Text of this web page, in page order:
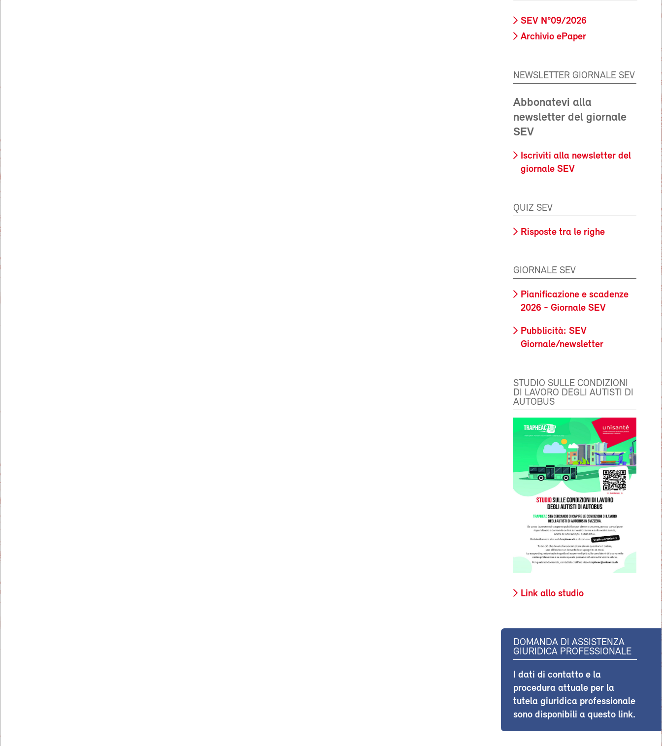
SEV N°09/2026
Archivio ePaper
NEWSLETTER GIORNALE SEV
Abbonatevi alla
newsletter del giornale
SEV
Iscriviti alla newsletter del
giornale SEV
QUIZ SEV
Risposte tra le righe
GIORNALE SEV
Pianificazione e scadenze
2026 - Giornale SEV
Pubblicità: SEV
Giornale/newsletter
STUDIO SULLE CONDIZIONI
DI LAVORO DEGLI AUTISTI DI
AUTOBUS
Link allo studio
DOMANDA DI ASSISTENZA
GIURIDICA PROFESSIONALE
I dati di contatto e la
procedura attuale per la
tutela giuridica professionale
sono disponibili a questo link.